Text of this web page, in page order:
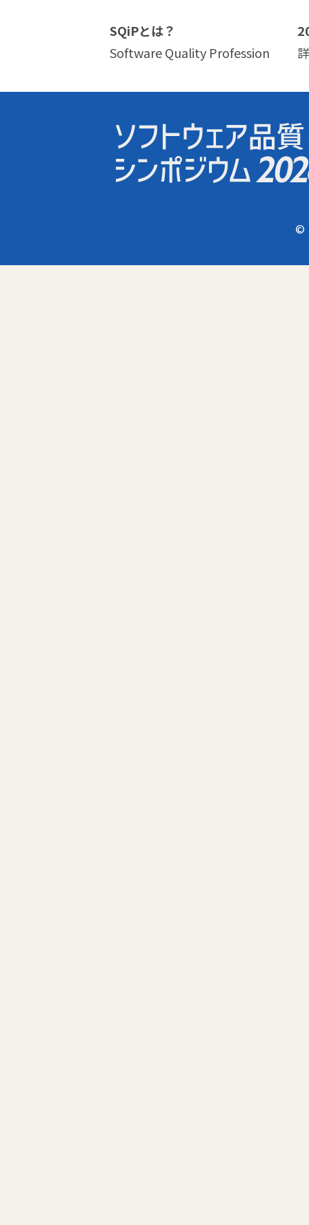
SQiPとは？
Software Quality Profession
©